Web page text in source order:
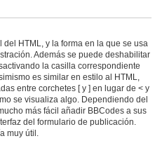
HTML, y la forma en la que se usa
Además se puede deshabilitar
la casilla correspondiente
es similar en estilo al HTML,
entre corchetes [ y ] en lugar de < y
se visualiza algo. Dependiendo del
más fácil añadir BBCodes a sus
del formulario de publicación.
muy útil.